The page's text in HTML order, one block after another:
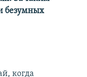
безумных
когда